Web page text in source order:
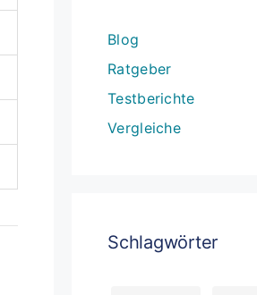
Blog
Ratgeber
Testberichte
Vergleiche
Schlagwörter